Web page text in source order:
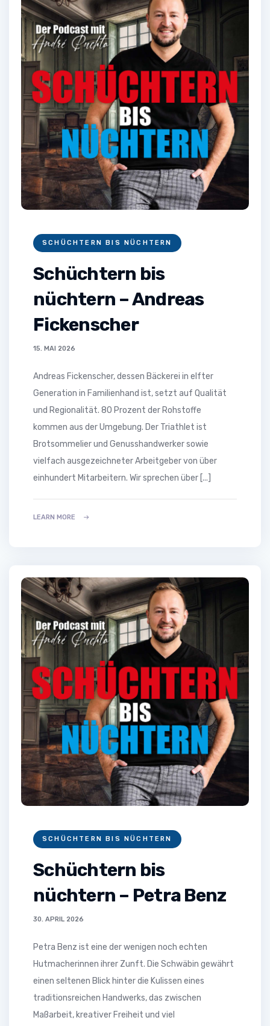
SCHÜCHTERN BIS NÜCHTERN
Schüchtern bis
nüchtern – Andreas
Fickenscher
15. MAI 2026
Andreas Fickenscher, dessen Bäckerei in elfter
Generation in Familienhand ist, setzt auf Qualität
und Regionalität. 80 Prozent der Rohstoffe
kommen aus der Umgebung. Der Triathlet ist
Brotsommelier und Genusshandwerker sowie
vielfach ausgezeichneter Arbeitgeber von über
einhundert Mitarbeitern. Wir sprechen über [...]
LEARN MORE
SCHÜCHTERN BIS NÜCHTERN
Schüchtern bis
nüchtern – Petra Benz
30. APRIL 2026
Petra Benz ist eine der wenigen noch echten
Hutmacherinnen ihrer Zunft. Die Schwäbin gewährt
einen seltenen Blick hinter die Kulissen eines
traditionsreichen Handwerks, das zwischen
Maßarbeit, kreativer Freiheit und viel